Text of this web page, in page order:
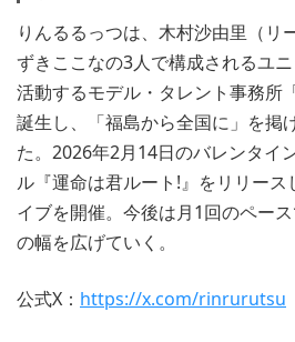
りんるるっつは、木村沙由里（リ
ずきここなの3人で構成されるユ
活動するモデル・タレント事務所
誕生し、「福島から全国に」を掲
た。2026年2月14日のバレンタイ
ル『運命は君ルート!』をリリース
イブを開催。今後は月1回のペー
の幅を広げていく。
公式X： https://x.com/rinrurutsu